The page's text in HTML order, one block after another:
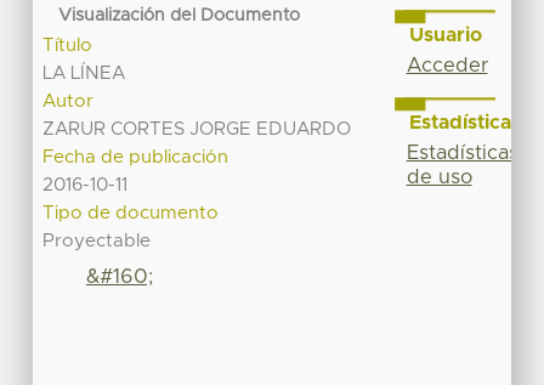
Visualización del Documento
Título
LA LÍNEA
Autor
ZARUR CORTES JORGE EDUARDO
Fecha de publicación
2016-10-11
Tipo de documento
Proyectable
&#160;
Usuario
Acceder
Estadísticas
Estadísticas
de uso